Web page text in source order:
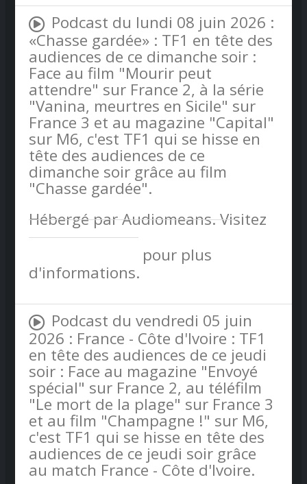
Podcast du lundi 08 juin 2026 :
«Chasse gardée» : TF1 en tête des
audiences de ce dimanche soir :
Face au film "Mourir peut
attendre" sur France 2, à la série
"Vanina, meurtres en Sicile" sur
France 3 et au magazine "Capital"
sur M6, c'est TF1 qui se hisse en
tête des audiences de ce
dimanche soir grâce au film
"Chasse gardée".
Hébergé par Audiomeans. Visitez
audiomeans.fr/politique-de-
pour plus
d'informations.
Podcast du vendredi 05 juin
2026 : France - Côte d'Ivoire : TF1
en tête des audiences de ce jeudi
soir : Face au magazine "Envoyé
spécial" sur France 2, au téléfilm
"Le mort de la plage" sur France 3
et au film "Champagne !" sur M6,
c'est TF1 qui se hisse en tête des
audiences de ce jeudi soir grâce
au match France - Côte d'Ivoire.